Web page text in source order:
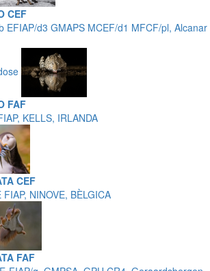
CEF
EFIAP/d3 GMAPS MCEF/d1 MFCF/pl, Alcanar
FAF
KELLS, IRLANDA
CEF
FIAP, NINOVE, BÈLGICA
FAF